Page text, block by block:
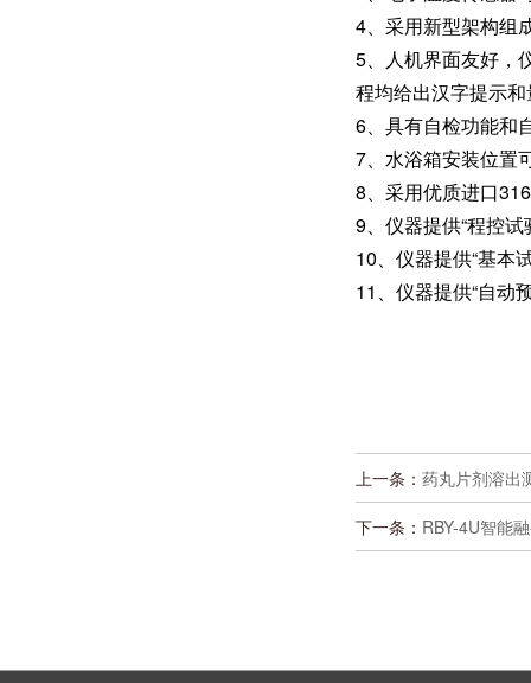
4、采用新型架构组
5、人机界面友好，
程均给出汉字提示
6、具有自检功能和
7、水浴箱安装位置
8、采用优质进口
9、仪器提供“程控
10、仪器提供“基本
11、仪器提供“自动
上一条： 药丸片剂溶出
下一条： RBY-4U智能